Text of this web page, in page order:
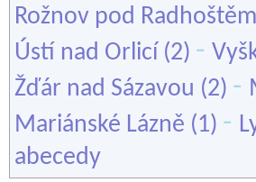
Rožnov pod Radhoštěm
Ústí nad Orlicí (2) -
Žďár nad Sázavou (2) -
Mariánské Lázně (1) -
abecedy